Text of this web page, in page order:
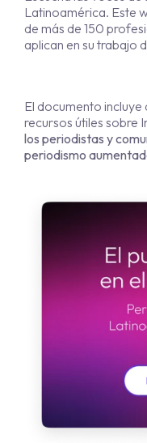
Latinoamérica. Este
de más de 150
aplican en su trabajo
El documento incluye
recursos útiles sobre
los periodistas y
periodismo